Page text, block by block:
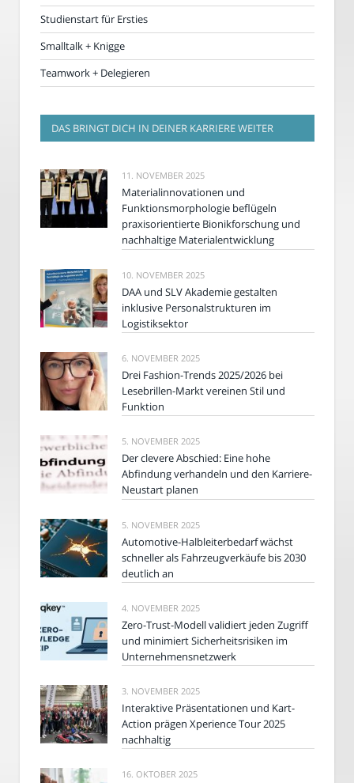
Studienstart für Ersties
Smalltalk + Knigge
Teamwork + Delegieren
DAS BRINGT DICH IN DEINER KARRIERE WEITER
11. NOVEMBER 2025
Materialinnovationen und
Funktionsmorphologie beflügeln
praxisorientierte Bionikforschung und
nachhaltige Materialentwicklung
10. NOVEMBER 2025
DAA und SLV Akademie gestalten
inklusive Personalstrukturen im
Logistiksektor
6. NOVEMBER 2025
Drei Fashion-Trends 2025/2026 bei
Lesebrillen-Markt vereinen Stil und
Funktion
5. NOVEMBER 2025
Der clevere Abschied: Eine hohe
Abfindung verhandeln und den Karriere-
Neustart planen
5. NOVEMBER 2025
Automotive-Halbleiterbedarf wächst
schneller als Fahrzeugverkäufe bis 2030
deutlich an
4. NOVEMBER 2025
Zero-Trust-Modell validiert jeden Zugriff
und minimiert Sicherheitsrisiken im
Unternehmensnetzwerk
3. NOVEMBER 2025
Interaktive Präsentationen und Kart-
Action prägen Xperience Tour 2025
nachhaltig
16. OKTOBER 2025